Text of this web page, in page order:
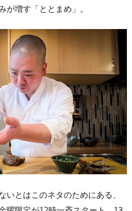
増す「ととまめ」。
いとはこのネタのためにある、